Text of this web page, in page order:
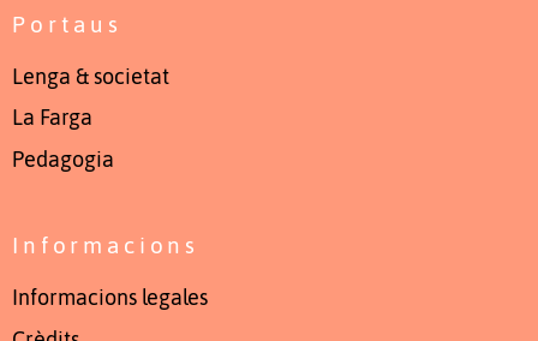
Portaus
Lenga & societat
La Farga
Pedagogia
Informacions
Informacions legales